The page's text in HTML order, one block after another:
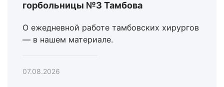
горбольницы №3 Тамбова
О ежедневной работе тамбовских хирургов
— в нашем материале.
07.08.2026